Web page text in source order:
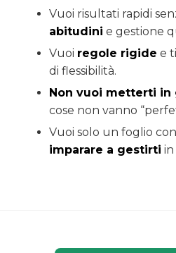
Vuoi risultati rapidi
abitudini e gestione
Vuoi regole rigide e
di flessibilità.
Non vuoi metterti in
cose non vanno
Vuoi solo un foglio
imparare a gestirti